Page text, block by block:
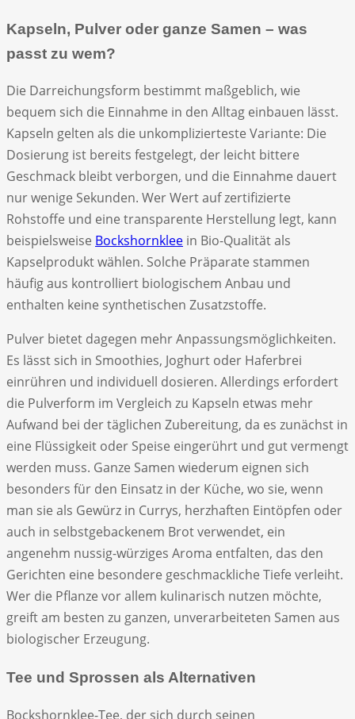
Kapseln, Pulver oder ganze Samen – was
passt zu wem?
Die Darreichungsform bestimmt maßgeblich, wie
bequem sich die Einnahme in den Alltag einbauen lässt.
Kapseln gelten als die unkomplizierteste Variante: Die
Dosierung ist bereits festgelegt, der leicht bittere
Geschmack bleibt verborgen, und die Einnahme dauert
nur wenige Sekunden. Wer Wert auf zertifizierte
Rohstoffe und eine transparente Herstellung legt, kann
beispielsweise Bockshornklee in Bio-Qualität als
Kapselprodukt wählen. Solche Präparate stammen
häufig aus kontrolliert biologischem Anbau und
enthalten keine synthetischen Zusatzstoffe.
Pulver bietet dagegen mehr Anpassungsmöglichkeiten.
Es lässt sich in Smoothies, Joghurt oder Haferbrei
einrühren und individuell dosieren. Allerdings erfordert
die Pulverform im Vergleich zu Kapseln etwas mehr
Aufwand bei der täglichen Zubereitung, da es zunächst in
eine Flüssigkeit oder Speise eingerührt und gut vermengt
werden muss. Ganze Samen wiederum eignen sich
besonders für den Einsatz in der Küche, wo sie, wenn
man sie als Gewürz in Currys, herzhaften Eintöpfen oder
auch in selbstgebackenem Brot verwendet, ein
angenehm nussig-würziges Aroma entfalten, das den
Gerichten eine besondere geschmackliche Tiefe verleiht.
Wer die Pflanze vor allem kulinarisch nutzen möchte,
greift am besten zu ganzen, unverarbeiteten Samen aus
biologischer Erzeugung.
Tee und Sprossen als Alternativen
Bockshornklee-Tee, der sich durch seinen